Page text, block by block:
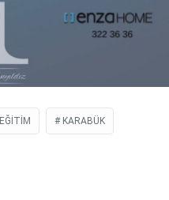
EĞITIM KARABÜK